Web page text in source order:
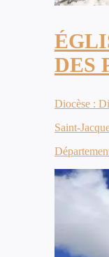
DES
Diocèse :
Saint-